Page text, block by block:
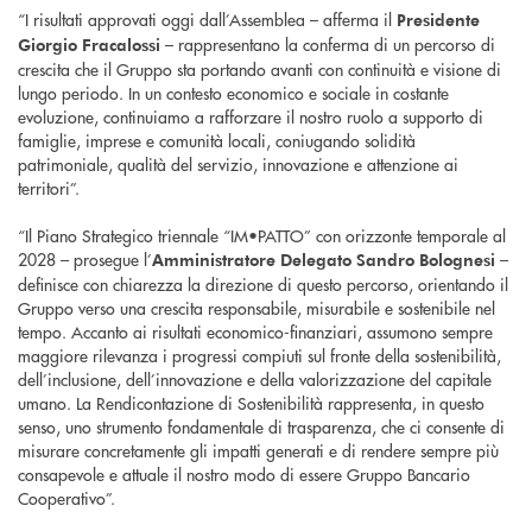
“I risultati approvati oggi dall’Assemblea – afferma il Presidente
Giorgio Fracalossi – rappresentano la conferma di un percorso di
crescita che il Gruppo sta portando avanti con continuità e visione di
lungo periodo. In un contesto economico e sociale in costante
evoluzione, continuiamo a rafforzare il nostro ruolo a supporto di
famiglie, imprese e comunità locali, coniugando solidità
patrimoniale, qualità del servizio, innovazione e attenzione ai
territori”.
“Il Piano Strategico triennale “IM•PATTO” con orizzonte temporale al
2028 – prosegue l’Amministratore Delegato Sandro Bolognesi –
definisce con chiarezza la direzione di questo percorso, orientando il
Gruppo verso una crescita responsabile, misurabile e sostenibile nel
tempo. Accanto ai risultati economico-finanziari, assumono sempre
maggiore rilevanza i progressi compiuti sul fronte della sostenibilità,
dell’inclusione, dell’innovazione e della valorizzazione del capitale
umano. La Rendicontazione di Sostenibilità rappresenta, in questo
senso, uno strumento fondamentale di trasparenza, che ci consente di
misurare concretamente gli impatti generati e di rendere sempre più
consapevole e attuale il nostro modo di essere Gruppo Bancario
Cooperativo”.